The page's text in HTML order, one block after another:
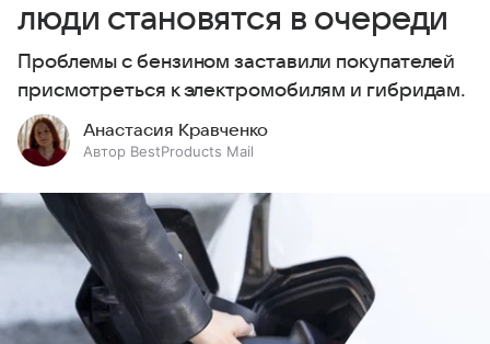
люди становятся в очереди
Проблемы с бензином заставили покупателей
присмотреться к электромобилям и гибридам.
Анастасия Кравченко
Автор BestProducts Mail